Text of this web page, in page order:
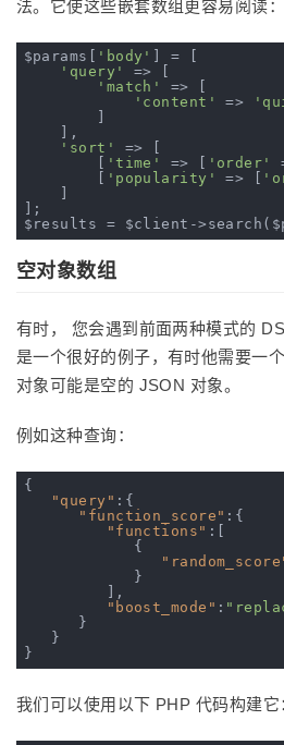
法。它使这些嵌套数组更容易阅读：
$params[ 'body'
] = [
'query'
=> [
'match'
=> [
'content'
=>
    ],
'sort'
=> [
'time' => [ 'order'
'popularity' => [
];
空对象数组
有时， 您会遇到前面两种模式的
是一个很好的例子，有时他需要一
对象可能是空的 JSON 对象。
例如这种查询：
{
"query" :{
"function_score" :{
"functions" :[
            {
            }
         ],
"boost_mode" :
      }
   }
我们可以使用以下 PHP 代码构建它